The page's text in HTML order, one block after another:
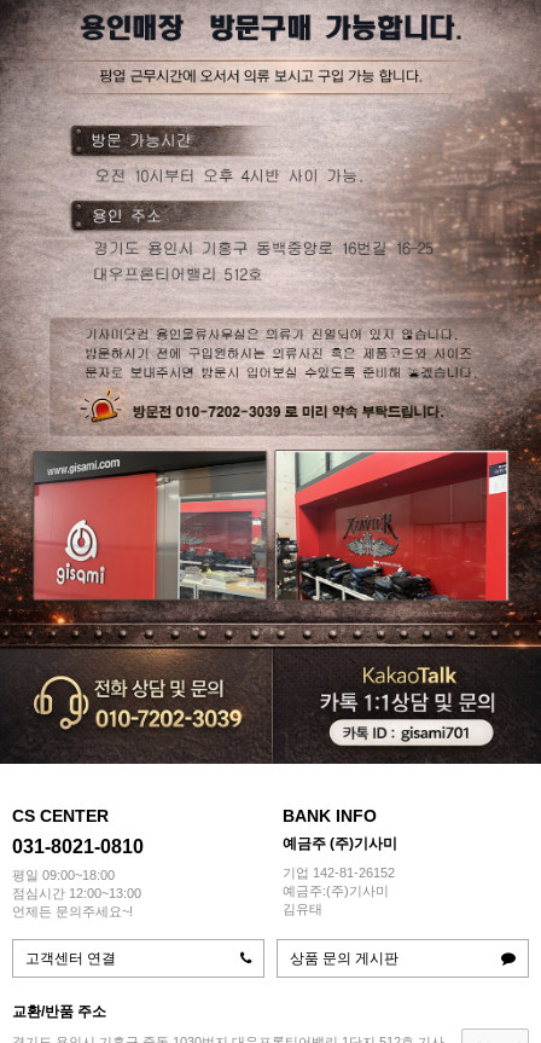
CS CENTER
031-8021-0810
평일 09:00~18:00
점심시간 12:00~13:00
언제든 문의주세요~!
BANK INFO
예금주 (주)기사미
기업 142-81-26152
예금주:(주)기사미
김유태
고객센터 연결 상품 문의 게시판
교환/반품 주소